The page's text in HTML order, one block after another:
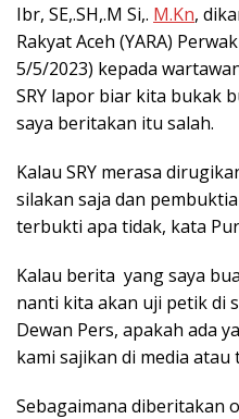
Ibr, SE,.SH,.M Si,. M.Kn,
Rakyat Aceh (YARA)
5/5/2023) kepada
SRY lapor biar kita bukak
saya beritakan itu salah.
Kalau SRY merasa
silakan saja dan
terbukti apa tidak, kata
Kalau berita yang saya
nanti kita akan uji petik di
Dewan Pers, apakah ada
kami sajikan di media
Sebagaimana diberitakan